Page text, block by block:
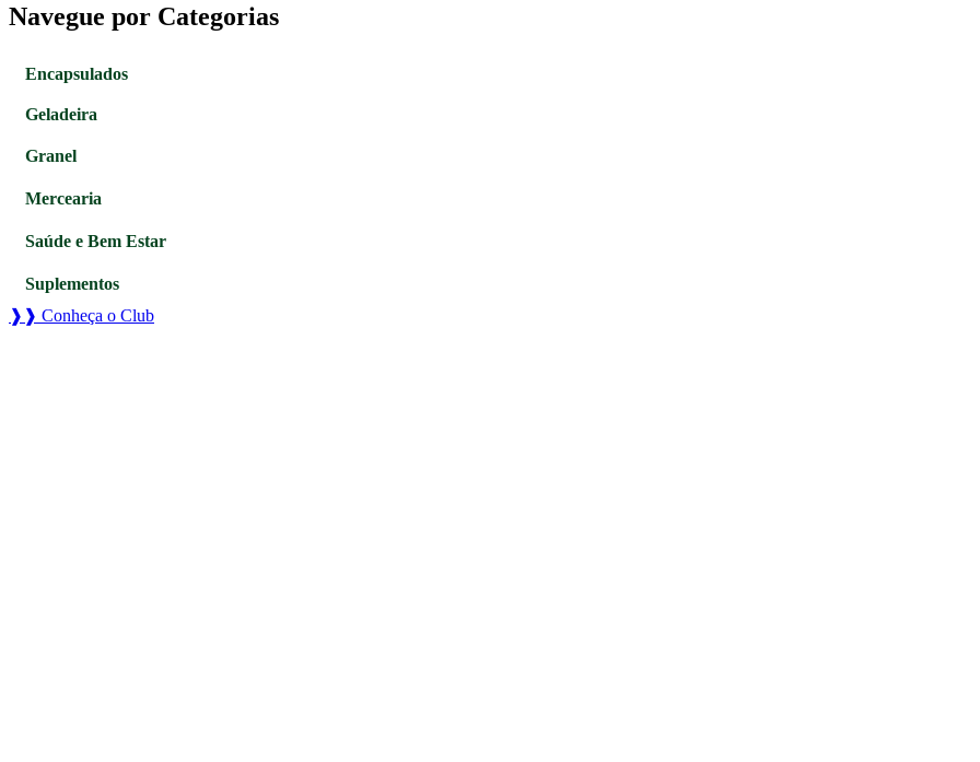
Navegue por Categorias
Encapsulados
Geladeira
Granel
Mercearia
Saúde e Bem Estar
Suplementos
❱❱ Conheça o Club